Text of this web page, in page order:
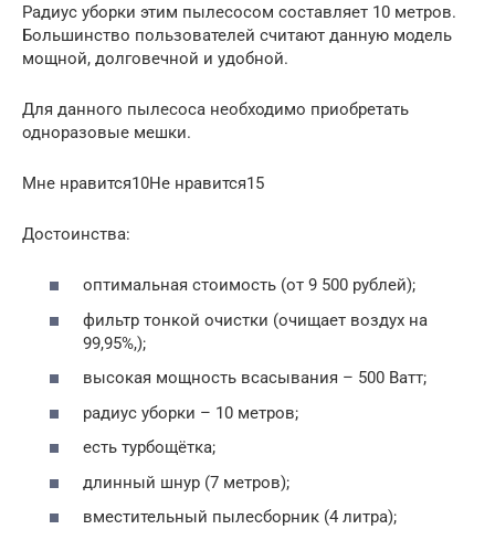
Радиус уборки этим пылесосом составляет 10 метров.
Большинство пользователей считают данную модель
мощной, долговечной и удобной.
Для данного пылесоса необходимо приобретать
одноразовые мешки.
Мне нравится10Не нравится15
Достоинства:
оптимальная стоимость (от 9 500 рублей);
фильтр тонкой очистки (очищает воздух на
99,95%,);
высокая мощность всасывания – 500 Ватт;
радиус уборки – 10 метров;
есть турбощётка;
длинный шнур (7 метров);
вместительный пылесборник (4 литра);